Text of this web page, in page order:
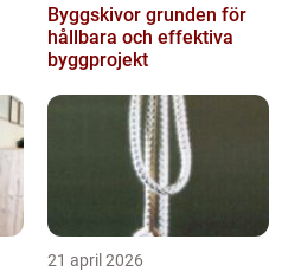
Byggskivor grunden för
hållbara och effektiva
byggprojekt
21 april 2026